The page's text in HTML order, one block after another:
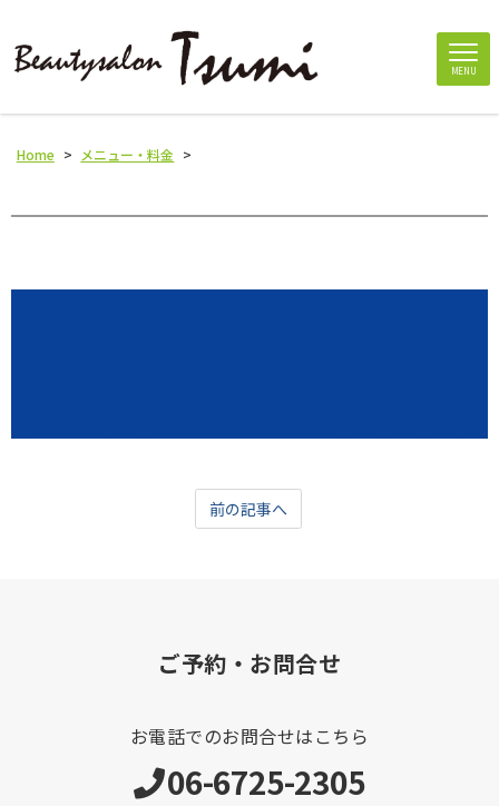
MENU
Home > メニュー・料金 >
前の記事へ
ご予約・お問合せ
お電話でのお問合せはこちら
06-6725-2305